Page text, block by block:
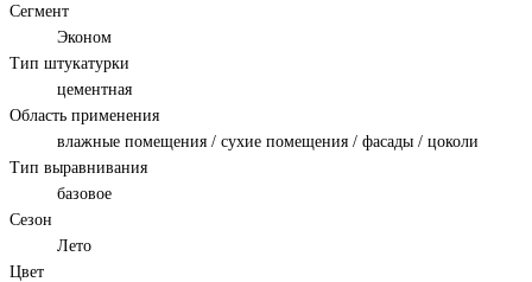
Сегмент
Эконом
Тип штукатурки
цементная
Область применения
влажные помещения / сухие помещения / фасады / цоколи
Тип выравнивания
базовое
Сезон
Лето
Цвет